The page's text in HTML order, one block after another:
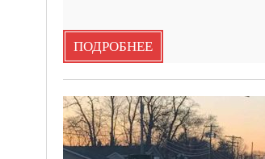
ПОДРОБНЕЕ